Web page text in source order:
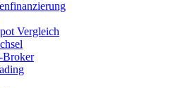
Vergleich
Broker